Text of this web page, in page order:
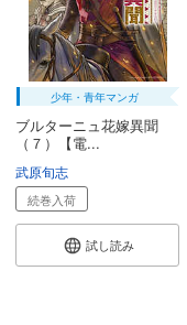
少年・青年マンガ
ブルターニュ花嫁異聞
（７）【電...
武原旬志
続巻入荷
試し読み